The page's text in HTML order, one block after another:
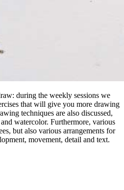
| English voucher
tot €37:
during the weekly sessions we
that will give you more drawing
techniques are also discussed,
watercolor. Furthermore, various
but also various arrangements for
movement, detail and text.